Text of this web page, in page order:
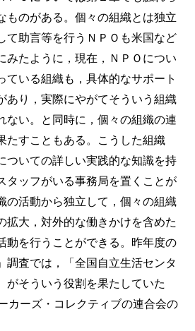
ものがある。個々の組織とは独立
て助言等を行うＮＰＯも米国など
みたように，現在，ＮＰＯについ
ている組織も，具体的なサポート
あり，実際にやがてそういう組織
ない。と同時に，個々の組織の連
たすこともある。こうした組織
ついての詳しい実践的な知識を持
タッフがいる事務局を置くことが
の活動から独立して，個々の組織
拡大，対外的な働きかけを含めた
動を行うことができる。昨年度の
調査では，「全国自立生活センタ
がそういう役割を果たしていた
カーズ・コレクティブの連合会の